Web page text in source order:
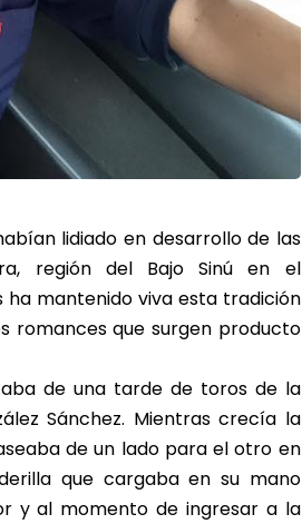
lidiado en desarrollo de las
región del Bajo Sinú en el
ha mantenido viva esta tradición
romances que surgen producto
de una tarde de toros de la
Sánchez. Mientras crecía la
de un lado para el otro en
que cargaba en su mano
y al momento de ingresar a la